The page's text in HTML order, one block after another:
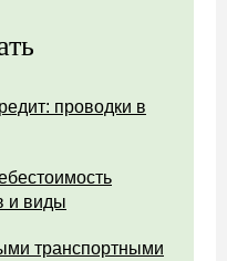
проводки в
и виды
транспортными